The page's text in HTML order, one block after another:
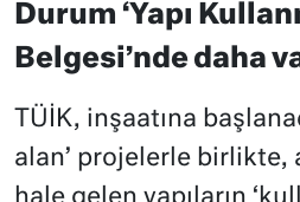
Durum ‘Yapı
Belgesi’nde daha
TÜİK, inşaatına
alan’ projelerle birlikte,